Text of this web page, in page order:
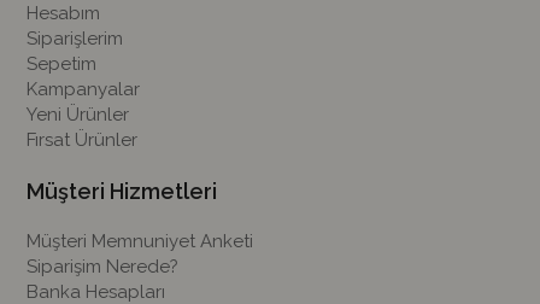
Hesabım
Siparişlerim
Sepetim
Kampanyalar
Yeni Ürünler
Fırsat Ürünler
Müşteri Hizmetleri
Müşteri Memnuniyet Anketi
Siparişim Nerede?
Banka Hesapları